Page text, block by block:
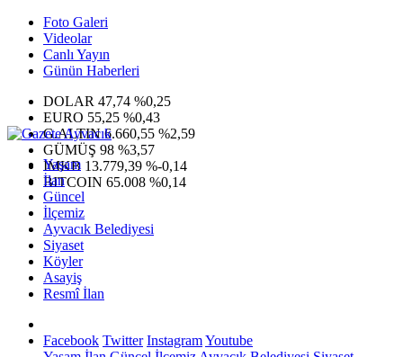
Foto Galeri
Videolar
Canlı Yayın
Günün Haberleri
DOLAR 47,74 %0,25
EURO 55,25 %0,43
G.ALTIN6.660,55 %2,59
GÜMÜŞ 98 %3,57
IMKB 13.779,39 %-0,14
BITCOIN 65.008 %0,14
Yaşam
İlan
Güncel
İlçemiz
Ayvacık Belediyesi
Siyaset
Köyler
Asayiş
Resmî İlan
Facebook Twitter InstagramYoutube